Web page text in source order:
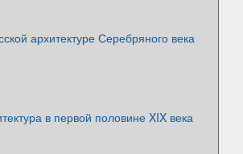
архитектуре Серебряного века
в первой половине XIX века